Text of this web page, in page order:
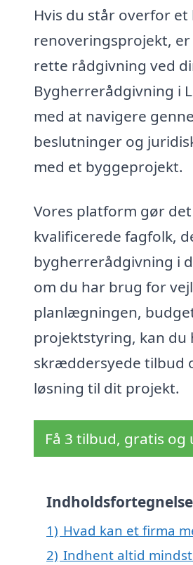
Hvis du står overfor
renoveringsprojekt,
rette rådgivning ved
Bygherrerådgivning i
med at navigere
beslutninger og
med et byggeprojekt.
Vores platform gør
kvalificerede fagfolk,
bygherrerådgivning i
om du har brug for
planlægningen,
projektstyring, kan
skræddersyede tilbud
løsning til dit projekt.
Få 3 tilbud, gratis
Indholdsfortegnelse
1) Hvad kan et firma
2) Indhent altid